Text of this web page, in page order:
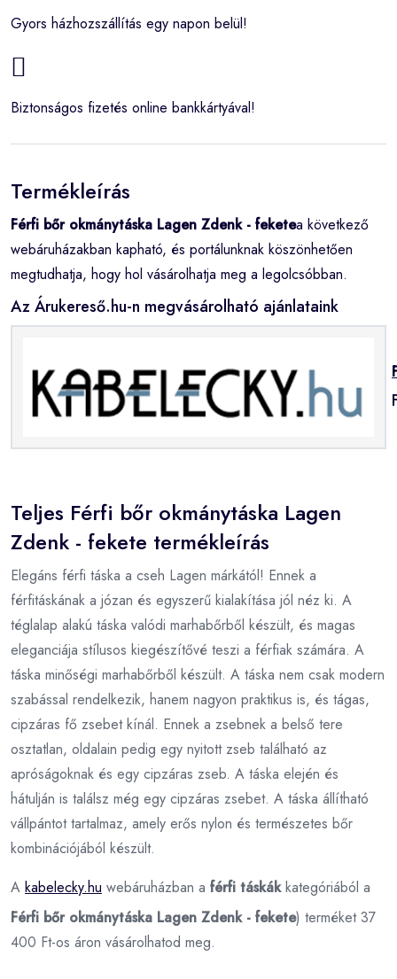
Gyors házhozszállítás egy napon belül!
Biztonságos fizetés online bankkártyával!
Termékleírás
Férfi bőr okmánytáska Lagen Zdenk - feketea következő
webáruházakban kapható, és portálunknak köszönhetően
megtudhatja, hogy hol vásárolhatja meg a legolcsóbban.
Az Árukereső.hu-n megvásárolható ajánlataink
Teljes Férfi bőr okmánytáska Lagen
Zdenk - fekete termékleírás
Elegáns férfi táska a cseh Lagen márkától! Ennek a
férfitáskának a józan és egyszerű kialakítása jól néz ki. A
téglalap alakú táska valódi marhabőrből készült, és magas
eleganciája stílusos kiegészítővé teszi a férfiak számára. A
táska minőségi marhabőrből készült. A táska nem csak modern
szabással rendelkezik, hanem nagyon praktikus is, és tágas,
cipzáras fő zsebet kínál. Ennek a zsebnek a belső tere
osztatlan, oldalain pedig egy nyitott zseb található az
apróságoknak és egy cipzáras zseb. A táska elején és
hátulján is találsz még egy cipzáras zsebet. A táska állítható
vállpántot tartalmaz, amely erős nylon és természetes bőr
kombinációjából készült.
A kabelecky.hu webáruházban a férfi táskákkategóriából a
Férfi bőr okmánytáska Lagen Zdenk - fekete) terméket 37
400 Ft-os áron vásárolhatod meg.